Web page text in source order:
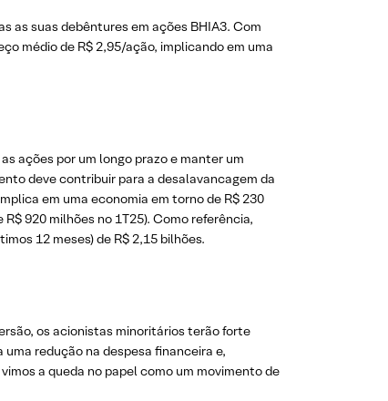
as suas debêntures em ações BHIA3. Com
médio de R$ 2,95/ação, implicando em uma
ações por um longo prazo e manter um
deve contribuir para a desalavancagem da
em uma economia em torno de R$ 230
920 milhões no 1T25). Como referência,
12 meses) de R$ 2,15 bilhões.
os acionistas minoritários terão forte
redução na despesa financeira e,
a queda no papel como um movimento de